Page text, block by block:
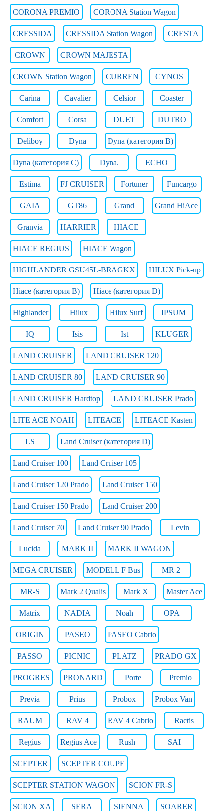
CORONA PREMIO CORONA Station Wagon
CRESSIDA CRESSIDA Station Wagon CRESTA
CROWN CROWN MAJESTA
CROWN Station Wagon CURREN CYNOS
Carina Cavalier Celsior Coaster
Comfort Corsa DUET DUTRO
Deliboy Dyna Dyna (категория B)
Dyna (категория C) Dyna. ECHO
Estima FJ CRUISER Fortuner Funcargo
GAIA GT86 Grand Grand HiAce
Granvia HARRIER HIACE
HIACE REGIUS HIACE Wagon
HIGHLANDER GSU45L-BRAGKX HILUX Pick-up
Hiace (категория B) Hiace (категория D)
Highlander Hilux Hilux Surf IPSUM
IQ Isis Ist KLUGER
LAND CRUISER LAND CRUISER 120
LAND CRUISER 80 LAND CRUISER 90
LAND CRUISER Hardtop LAND CRUISER Prado
LITE ACE NOAH LITEACE LITEACE Kasten
LS Land Cruiser (категория D)
Land Cruiser 100 Land Cruiser 105
Land Cruiser 120 Prado Land Cruiser 150
Land Cruiser 150 Prado Land Cruiser 200
Land Cruiser 70 Land Cruiser 90 Prado Levin
Lucida MARK II MARK II WAGON
MEGA CRUISER MODELL F Bus MR 2
MR-S Mark 2 Qualis Mark X Master Ace
Matrix NADIA Noah OPA
ORIGIN PASEO PASEO Cabrio
PASSO PICNIC PLATZ PRADO GX
PROGRES PRONARD Porte Premio
Previa Prius Probox Probox Van
RAUM RAV 4 RAV 4 Cabrio Ractis
Regius Regius Ace Rush SAI
SCEPTER SCEPTER COUPE
SCEPTER STATION WAGON SCION FR-S
SCION XA SERA SIENNA SOARER